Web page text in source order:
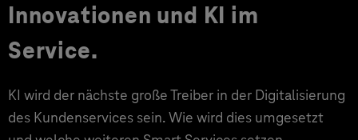
Innovationen und KI im
Service.
KI wird der nächste große Treiber in der Digitalisierung
des Kundenservices sein. Wie wird dies umgesetzt